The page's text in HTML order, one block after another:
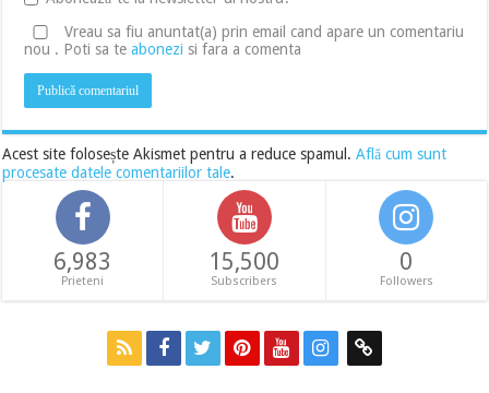
Vreau sa fiu anuntat(a) prin email cand apare un comentariu
nou . Poti sa teabonezi si fara a comenta
Acest site folosește Akismet pentru a reduce spamul.Află cum sunt
procesate datele comentariilor tale.
6,983
Prieteni
15,500
Subscribers
0
Followers